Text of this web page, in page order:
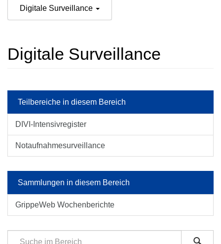
Digitale Surveillance
Digitale Surveillance
Teilbereiche in diesem Bereich
DIVI-Intensivregister
Notaufnahmesurveillance
Sammlungen in diesem Bereich
GrippeWeb Wochenberichte